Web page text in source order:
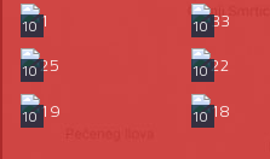
10 10
10
10
10
10